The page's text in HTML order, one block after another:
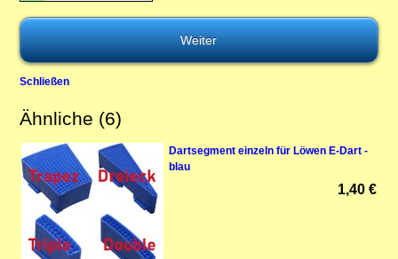
Schließen
Ähnliche (6)
Dartsegment einzeln für Löwen E-Dart -
blau
1,40 €